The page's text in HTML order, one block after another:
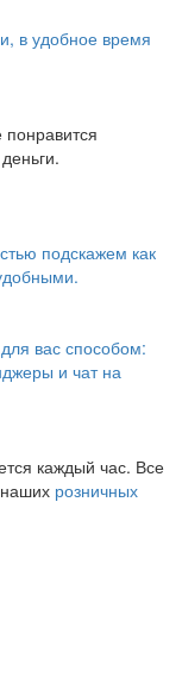
в удобное время
подскажем как
вас способом:
и чат на
каждый час. Все
розничных